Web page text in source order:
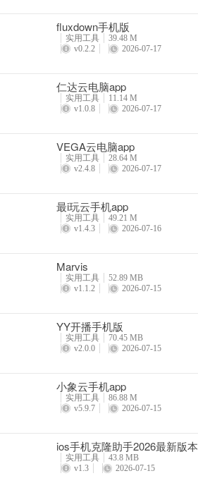
fluxdown手机版
实用工具
39.48 M
v0.2.2
2026-07-17
仁达云电脑app
实用工具
11.14 M
v1.0.8
2026-07-17
VEGA云电脑app
实用工具
28.64 M
v2.4.8
2026-07-17
最i玩云手机app
实用工具
49.21 M
v1.4.3
2026-07-16
Marvis
实用工具
52.89 MB
v1.1.2
2026-07-15
YY开播手机版
实用工具
70.45 MB
v2.0.0
2026-07-15
小象云手机app
实用工具
86.88 M
v5.9.7
2026-07-15
ios手机克隆助手2026最新版本
实用工具
43.8 MB
v1.3
2026-07-15